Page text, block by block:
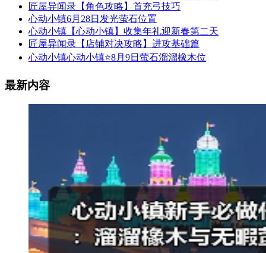
匠屋异闻录【角色攻略】首充弓技巧
心动小镇6月28日发光萤石位置
心动小镇【心动小镇】收集年礼迎新春第二天
匠屋异闻录【店铺对决攻略】进攻基础篇
心动小镇心动小镇⭐8月9日萤石溜溜橡木位
最新内容